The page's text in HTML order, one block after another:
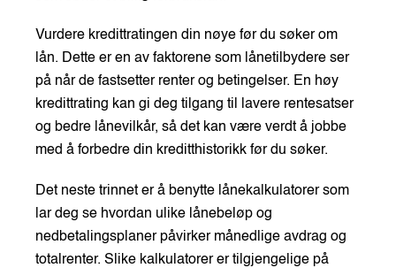
Vurdere kredittratingen din nøye før du søker om
lån. Dette er en av faktorene som lånetilbydere ser
på når de fastsetter renter og betingelser. En høy
kredittrating kan gi deg tilgang til lavere rentesatser
og bedre lånevilkår, så det kan være verdt å jobbe
med å forbedre din kreditthistorikk før du søker.
Det neste trinnet er å benytte lånekalkulatorer som
lar deg se hvordan ulike lånebeløp og
nedbetalingsplaner påvirker månedlige avdrag og
totalrenter. Slike kalkulatorer er tilgjengelige på